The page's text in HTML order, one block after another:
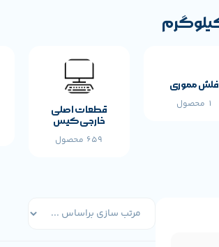
فلش مموری
1 محصول
قطعات اصلی
خارجی کیس
659 محصول